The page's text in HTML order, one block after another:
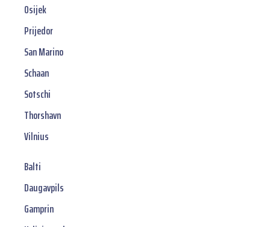
Osijek
Prijedor
San Marino
Schaan
Sotschi
Thorshavn
Vilnius
Balti
Daugavpils
Gamprin